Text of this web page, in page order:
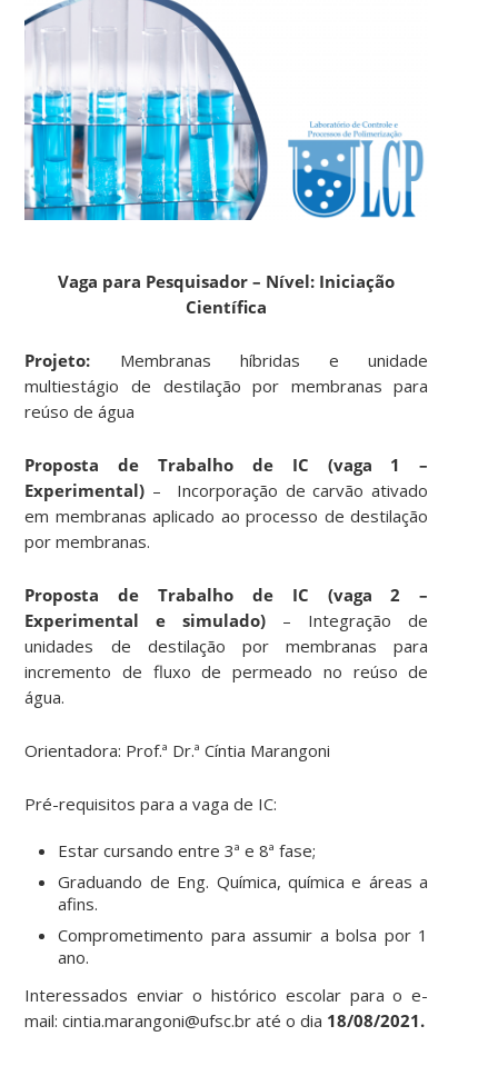
Vaga para Pesquisador – Nível: Iniciação
Científica
Projeto: Membranas híbridas e unidade
multiestágio de destilação por membranas para
reúso de água
Proposta de Trabalho de IC (vaga 1 –
Experimental) – Incorporação de carvão ativado
em membranas aplicado ao processo de destilação
por membranas.
Proposta de Trabalho de IC (vaga 2 –
Experimental e simulado) – Integração de
unidades de destilação por membranas para
incremento de fluxo de permeado no reúso de
água.
Orientadora: Prof.ª Dr.ª Cíntia Marangoni
Pré-requisitos para a vaga de IC:
Estar cursando entre 3ª e 8ª fase;
Graduando de Eng. Química, química e áreas a
afins.
Comprometimento para assumir a bolsa por 1
ano.
Interessados enviar o histórico escolar para o e-
mail: cintia.marangoni@ufsc.br até o dia 18/08/2021.